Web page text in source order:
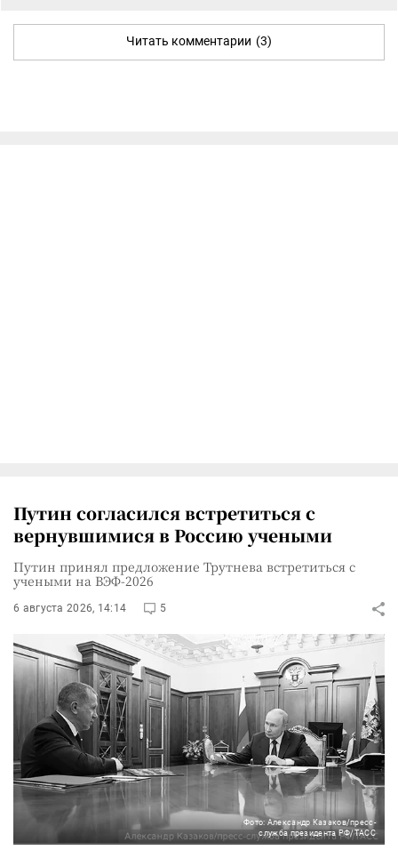
Читать комментарии (3)
Путин согласился встретиться с
вернувшимися в Россию учеными
Путин принял предложение Трутнева встретиться с
учеными на ВЭФ-2026
6 августа 2026, 14:14 5
Фото: Александр Казаков/пресс-
служба президента РФ/ТАСС